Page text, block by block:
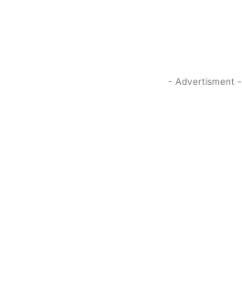
- Advertisment -